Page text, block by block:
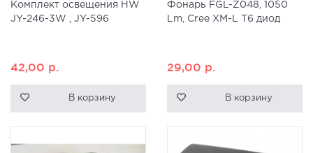
Комплект освещения HW
JY-246-3W , JY-596
42,00 р.
В корзину
Фонарь FGL-Z048, 1050
Lm, Cree XM-L T6 диод
29,00 р.
В корзину